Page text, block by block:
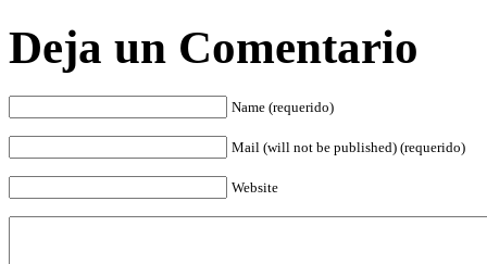
Deja un Comentario
Name (requerido)
Mail (will not be published) (requerido)
Website